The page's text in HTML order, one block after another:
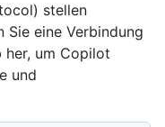
stellen
eine Verbindung
her, um Copilot
und